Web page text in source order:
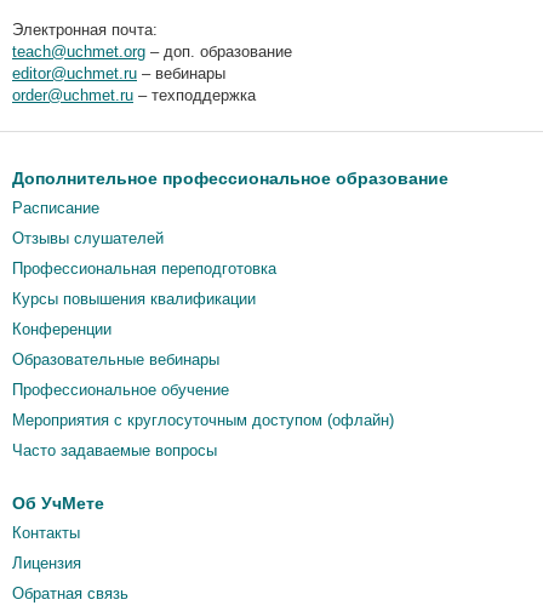
Электронная почта:
teach@uchmet.org – доп. образование
editor@uchmet.ru – вебинары
order@uchmet.ru – техподдержка
Дополнительное профессиональное образование
Расписание
Отзывы слушателей
Профессиональная переподготовка
Курсы повышения квалификации
Конференции
Образовательные вебинары
Профессиональное обучение
Мероприятия c круглосуточным доступом (офлайн)
Часто задаваемые вопросы
Об УчМете
Контакты
Лицензия
Обратная связь